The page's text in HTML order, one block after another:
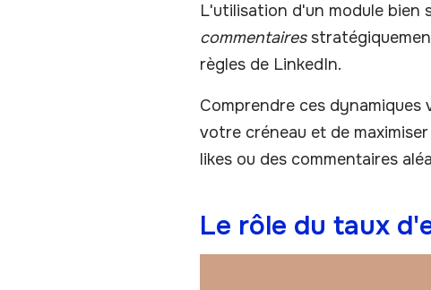
L'utilisation d'un module bien
commentaires
règles de LinkedIn.
Comprendre ces
votre créneau et de
likes ou des commentaires
Le rôle du taux